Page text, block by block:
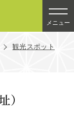
メニュー
観光スポット